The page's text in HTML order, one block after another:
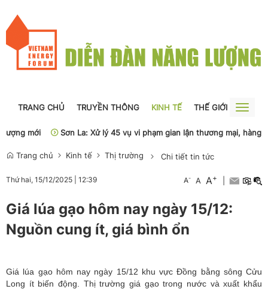
TRANG CHỦ TRUYỀN THÔNG KINH TẾ THẾ GIỚI
Toggle
mới
Sơn La: Xử lý 45 vụ vi phạm gian lận thương mại, hàng giả
Trang chủ Kinh tế Thị trường Chi tiết tin tức
Thứ hai, 15/12/2025 12:39 A- A A+
Giá lúa gạo hôm nay ngày 15/12:
Nguồn cung ít, giá bình ổn
Giá lúa gạo hôm nay ngày 15/12 khu vực Đồng bằng sông Cửu
Long ít biến động. Thị trường giá gạo trong nước và xuất khẩu